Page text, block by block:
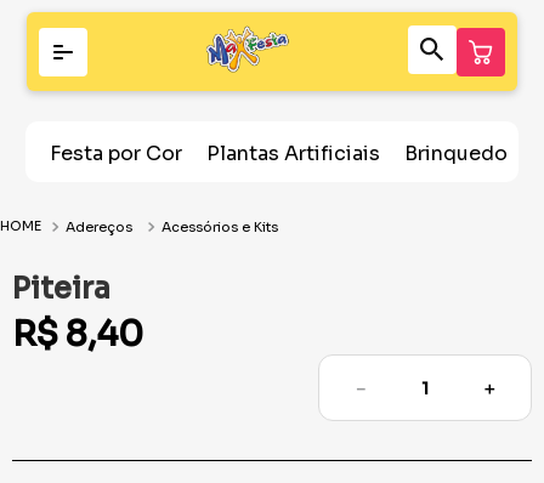
Festa por Cor Plantas Artificiais Brinquedos
Adereços Acessórios e Kits
Piteira
R$ 8,40
＋
－